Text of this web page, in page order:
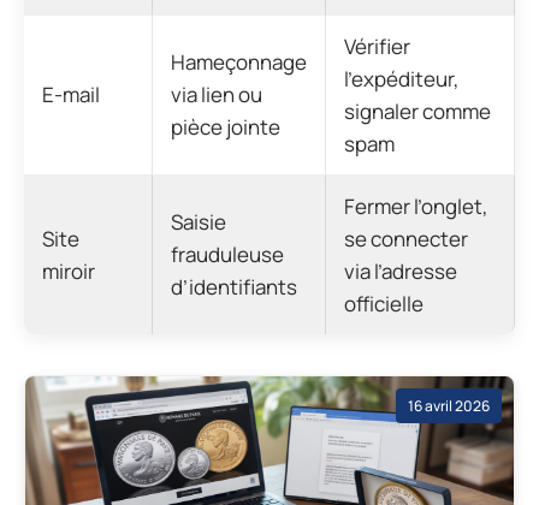
E-mail
Hameçonnage
via lien ou
pièce jointe
Vérifier
l’expéditeur,
signaler comme
spam
Site
miroir
Saisie
frauduleuse
d’identifiants
Fermer l’onglet,
se connecter
via l’adresse
officielle
16 avril 2026